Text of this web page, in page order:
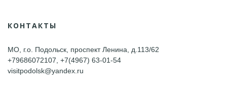
КОНТАКТЫ
МО, г.о. Подольск, проспект Ленина, д.113/62
+79686072107, +7(4967) 63-01-54
visitpodolsk@yandex.ru